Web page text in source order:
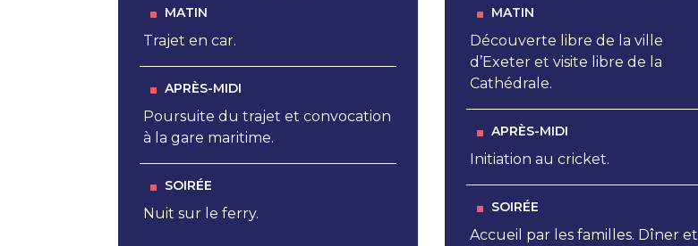
MATIN
Trajet en car.
APRÈS-MIDI
Poursuite du trajet et convocation
à la gare maritime.
SOIRÉE
Nuit sur le ferry.
MATIN
Découverte libre de la ville
d’Exeter et visite libre de la
Cathédrale.
APRÈS-MIDI
Initiation au cricket.
SOIRÉE
Accueil par les familles. Dîner et